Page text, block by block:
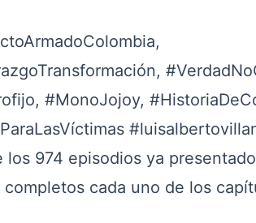
#MonoJojoy,
974 episodios ya
cada uno de los